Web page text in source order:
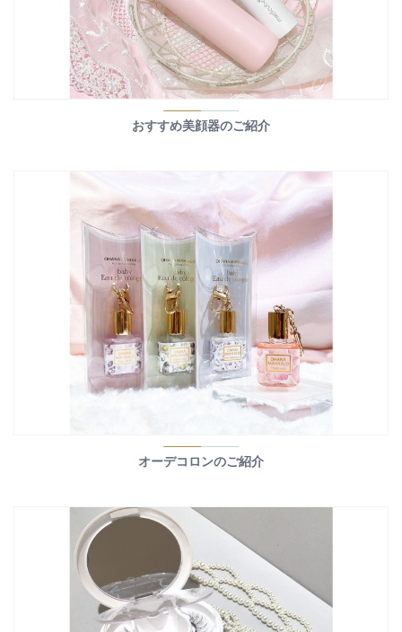
おすすめ美顔器のご紹介
オーデコロンのご紹介